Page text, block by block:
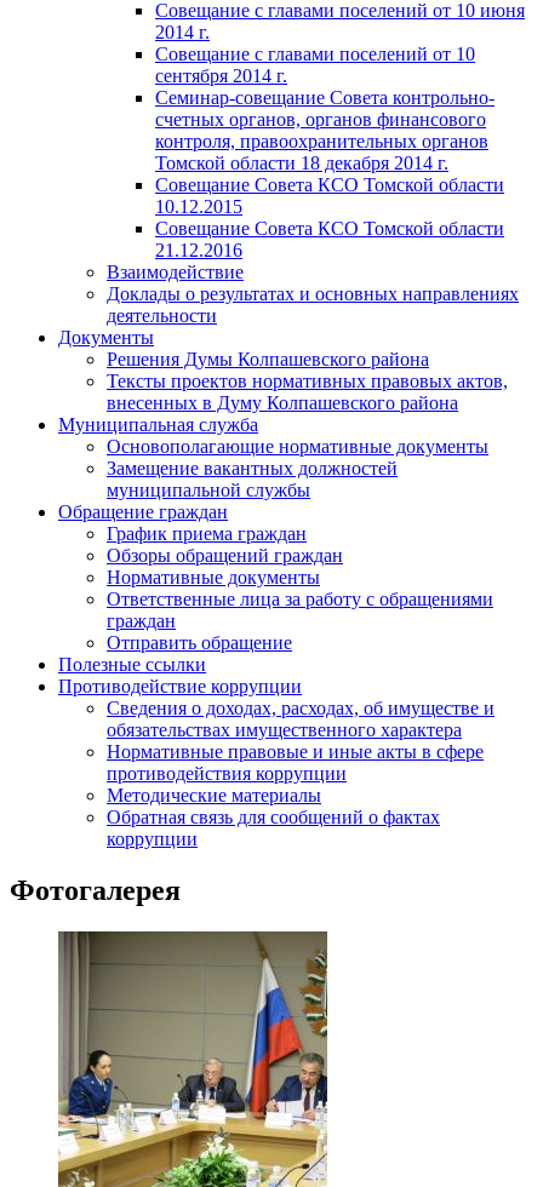
Совещание с главами поселений от 10 июня
2014 г.
Совещание с главами поселений от 10
сентября 2014 г.
Семинар-совещание Совета контрольно-
счетных органов, органов финансового
контроля, правоохранительных органов
Томской области 18 декабря 2014 г.
Совещание Совета КСО Томской области
10.12.2015
Совещание Совета КСО Томской области
21.12.2016
Взаимодействие
Доклады о результатах и основных направлениях
деятельности
Документы
Решения Думы Колпашевского района
Тексты проектов нормативных правовых актов,
внесенных в Думу Колпашевского района
Муниципальная служба
Основополагающие нормативные документы
Замещение вакантных должностей
муниципальной службы
Обращение граждан
График приема граждан
Обзоры обращений граждан
Нормативные документы
Ответственные лица за работу с обращениями
граждан
Отправить обращение
Полезные ссылки
Противодействие коррупции
Сведения о доходах, расходах, об имуществе и
обязательствах имущественного характера
Нормативные правовые и иные акты в сфере
противодействия коррупции
Методические материалы
Обратная связь для сообщений о фактах
коррупции
Фотогалерея